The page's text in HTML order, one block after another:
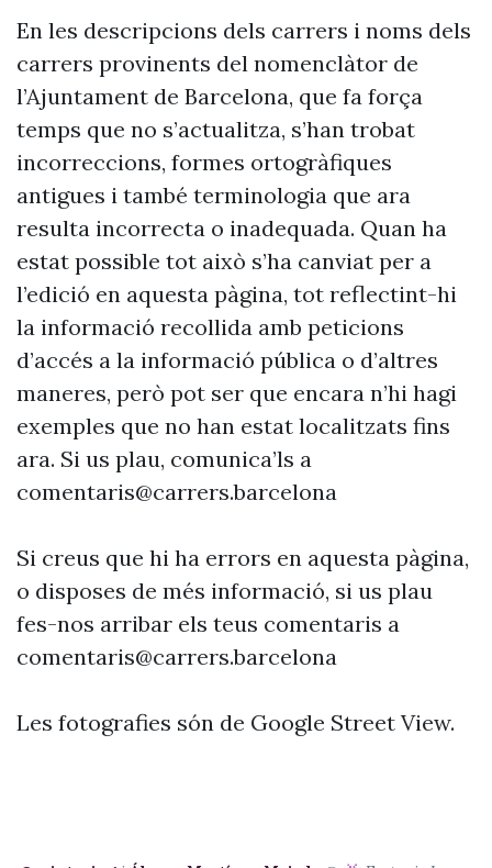
En les descripcions dels carrers i noms dels
carrers provinents del nomenclàtor de
l’Ajuntament de Barcelona, que fa força
temps que no s’actualitza, s’han trobat
incorreccions, formes ortogràfiques
antigues i també terminologia que ara
resulta incorrecta o inadequada. Quan ha
estat possible tot això s’ha canviat per a
l’edició en aquesta pàgina, tot reflectint-hi
la informació recollida amb peticions
d’accés a la informació pública o d’altres
maneres, però pot ser que encara n’hi hagi
exemples que no han estat localitzats fins
ara. Si us plau, comunica’ls a
comentaris@carrers.barcelona
Si creus que hi ha errors en aquesta pàgina,
o disposes de més informació, si us plau
fes-nos arribar els teus comentaris a
comentaris@carrers.barcelona
Les fotografies són de Google Street View.